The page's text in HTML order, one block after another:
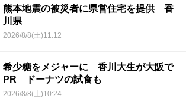
熊本地震の被災者に県営住宅を提供 香
川県
2026/8/8(土)11:12
希少糖をメジャーに 香川大生が大阪で
PR ドーナツの試食も
2026/8/8(土)10:24